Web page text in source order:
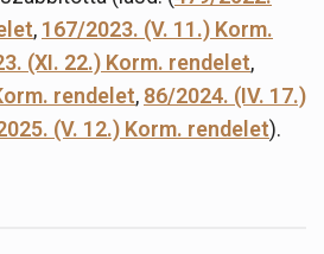
, 167/2023. (V. 11.) Korm.
(XI. 22.) Korm. rendelet,
rendelet, 86/2024. (IV. 17.)
(V. 12.) Korm. rendelet).